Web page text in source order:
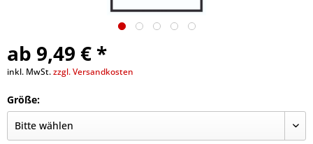
ab 9,49 € *
inkl. MwSt.zzgl. Versandkosten
Größe: